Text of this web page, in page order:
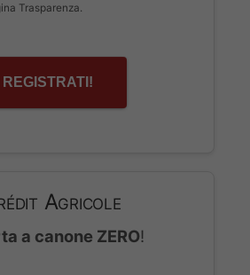
Trasparenza.
REGISTRATI!
Agricole
a canone ZERO!